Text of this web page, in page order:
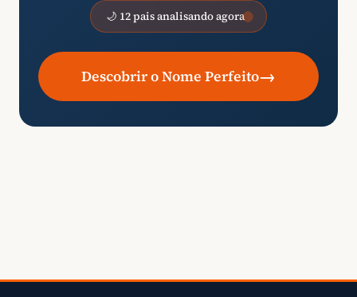
🌙 12 pais analisando agora
Descobrir o Nome Perfeito→